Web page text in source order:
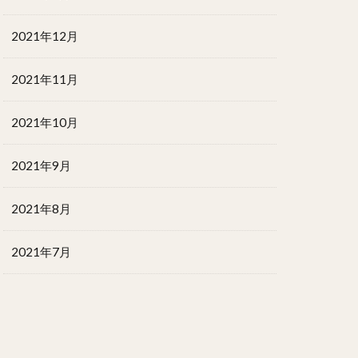
2021年12月
2021年11月
2021年10月
2021年9月
2021年8月
2021年7月